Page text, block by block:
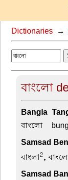
Dictionaries →
বাংলো
Bangla-
বাংলো –
Samsad
বাংলা2,
Samsad